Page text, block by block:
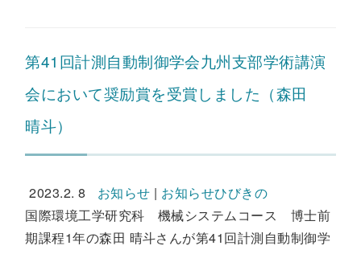
第41回計測自動制御学会九州支部学術講演
会において奨励賞を受賞しました（森田
晴斗）
2023.2. 8 お知らせ | お知らせひびきの
国際環境工学研究科 機械システムコース 博士前
期課程1年の森田 晴斗さんが第41回計測自動制御学